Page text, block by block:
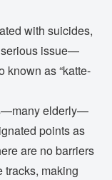
with suicides,
serious issue—
known as “katte-
elderly—
points as
are no barriers
tracks, making